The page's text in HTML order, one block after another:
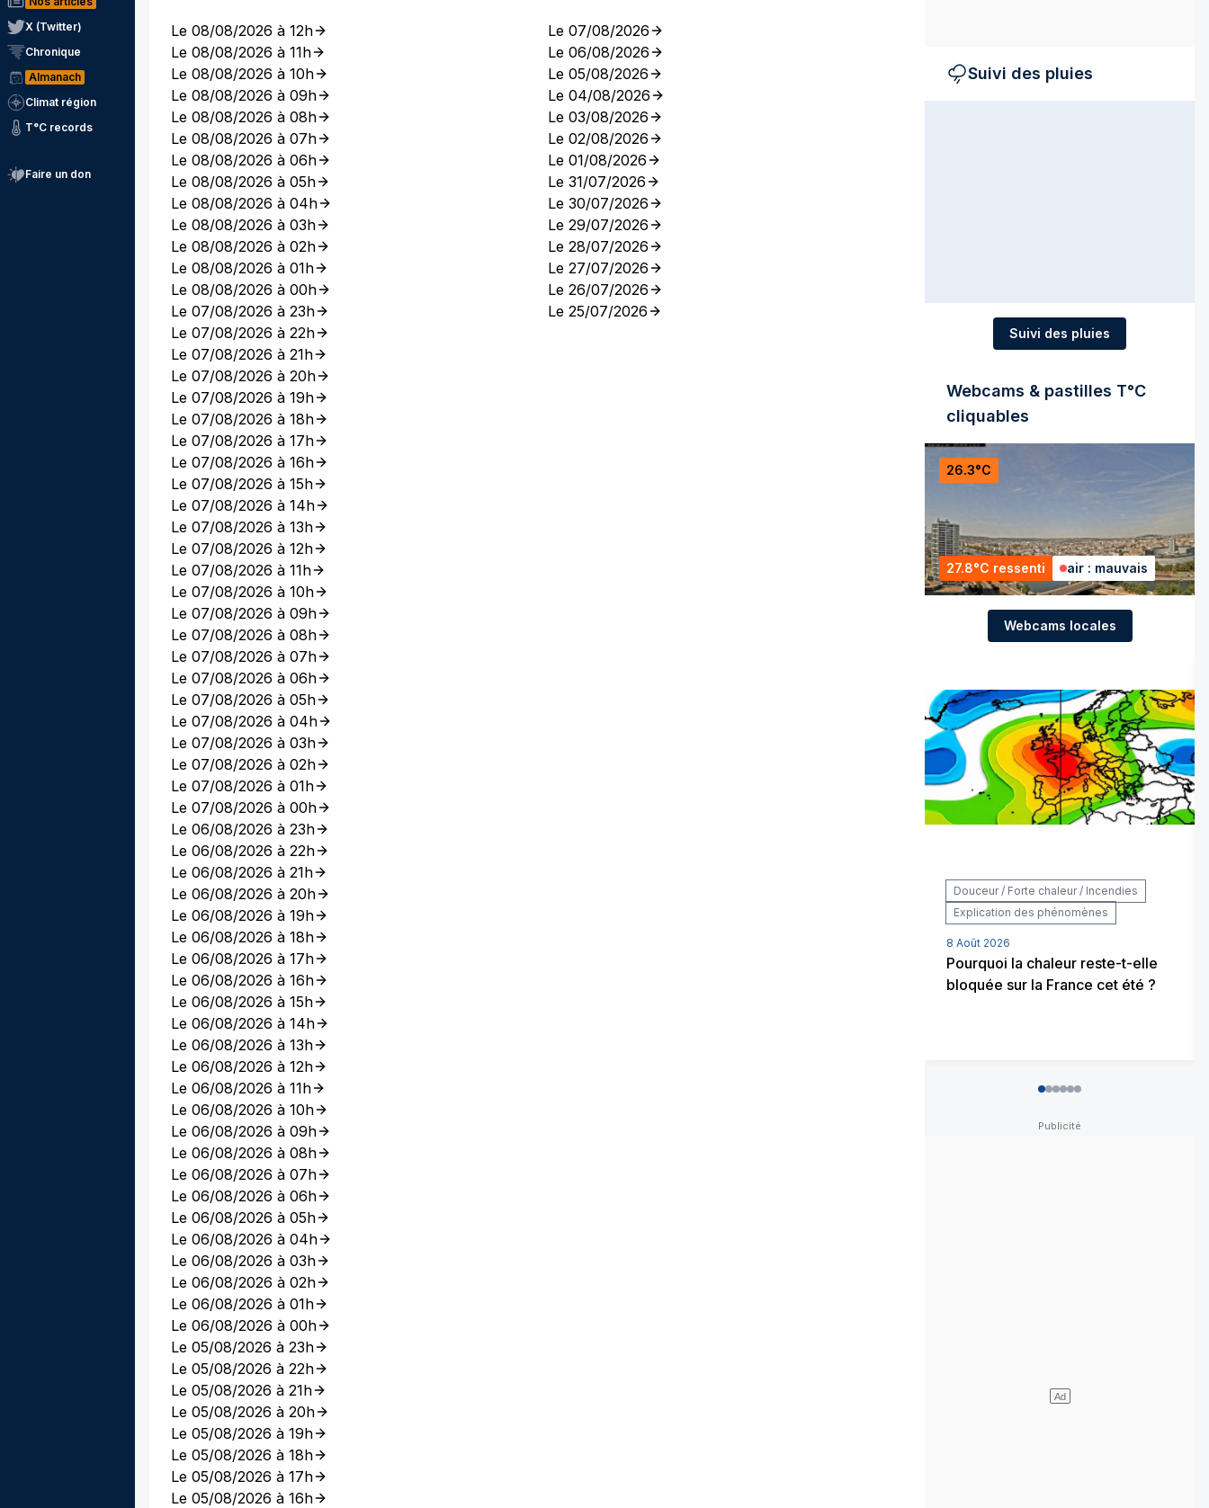
X (Twitter)
Chronique
Almanach
Climat région
T°C records
Faire un don
Le 08/08/2026 à 12h
Le 08/08/2026 à 11h
Le 08/08/2026 à 10h
Le 08/08/2026 à 09h
Le 08/08/2026 à 08h
Le 08/08/2026 à 07h
Le 08/08/2026 à 06h
Le 08/08/2026 à 05h
Le 08/08/2026 à 04h
Le 08/08/2026 à 03h
Le 08/08/2026 à 02h
Le 08/08/2026 à 01h
Le 08/08/2026 à 00h
Le 07/08/2026 à 23h
Le 07/08/2026 à 22h
Le 07/08/2026 à 21h
Le 07/08/2026 à 20h
Le 07/08/2026 à 19h
Le 07/08/2026 à 18h
Le 07/08/2026 à 17h
Le 07/08/2026 à 16h
Le 07/08/2026 à 15h
Le 07/08/2026 à 14h
Le 07/08/2026 à 13h
Le 07/08/2026 à 12h
Le 07/08/2026 à 11h
Le 07/08/2026 à 10h
Le 07/08/2026 à 09h
Le 07/08/2026 à 08h
Le 07/08/2026 à 07h
Le 07/08/2026 à 06h
Le 07/08/2026 à 05h
Le 07/08/2026 à 04h
Le 07/08/2026 à 03h
Le 07/08/2026 à 02h
Le 07/08/2026 à 01h
Le 07/08/2026 à 00h
Le 06/08/2026 à 23h
Le 06/08/2026 à 22h
Le 06/08/2026 à 21h
Le 06/08/2026 à 20h
Le 06/08/2026 à 19h
Le 06/08/2026 à 18h
Le 06/08/2026 à 17h
Le 06/08/2026 à 16h
Le 06/08/2026 à 15h
Le 06/08/2026 à 14h
Le 06/08/2026 à 13h
Le 06/08/2026 à 12h
Le 06/08/2026 à 11h
Le 06/08/2026 à 10h
Le 06/08/2026 à 09h
Le 06/08/2026 à 08h
Le 06/08/2026 à 07h
Le 06/08/2026 à 06h
Le 06/08/2026 à 05h
Le 06/08/2026 à 04h
Le 06/08/2026 à 03h
Le 06/08/2026 à 02h
Le 06/08/2026 à 01h
Le 06/08/2026 à 00h
Le 05/08/2026 à 23h
Le 05/08/2026 à 22h
Le 05/08/2026 à 21h
Le 05/08/2026 à 20h
Le 05/08/2026 à 19h
Le 05/08/2026 à 18h
Le 05/08/2026 à 17h
Le 05/08/2026 à 16h
Le 07/08/2026
Le 06/08/2026
Le 05/08/2026
Le 04/08/2026
Le 03/08/2026
Le 02/08/2026
Le 01/08/2026
Le 31/07/2026
Le 30/07/2026
Le 29/07/2026
Le 28/07/2026
Le 27/07/2026
Le 26/07/2026
Le 25/07/2026
Suivi des pluies
Suivi des pluies
Webcams & pastilles T°C
cliquables
26.3°C
27.8°C ressenti air : mauvais
Webcams locales
Douceur / Forte chaleur / Incendies
Explication des phénomènes
8 Août 2026
Pourquoi la chaleur reste-t-elle
bloquée sur la France cet été ?
012345